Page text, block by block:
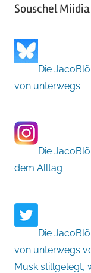
Souschel Miidia
Die
von unterwegs
Die
dem Alltag
Die
von unterwegs
Musk stillgelegt,